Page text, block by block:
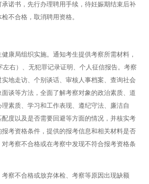
诺书，先行办理聘用手续，待妊娠期结束后补
不合格，取消聘用资格。
康局组织实施。通知考生提供考察所需材料，
左右）、无犯罪记录证明、个人征信报告。考察
地走访、个别谈话、审核人事档案、查询社会
谈等方法，全面了解考察对象的政治素质、道
素质、学习和工作表现、遵纪守法、廉洁自
度以及是否需要回避等方面的情况，并核实考
考资格条件，提供的报考信息和相关材料是否
考察不合格或在考察中发现不符合报考资格条
考察不合格或放弃体检、考察等原因出现缺额